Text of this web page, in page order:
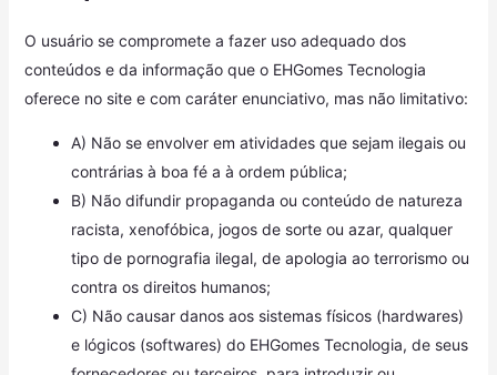
O usuário se compromete a fazer uso adequado dos
conteúdos e da informação que o EHGomes Tecnologia
oferece no site e com caráter enunciativo, mas não limitativo:
A) Não se envolver em atividades que sejam ilegais ou
contrárias à boa fé a à ordem pública;
B) Não difundir propaganda ou conteúdo de natureza
racista, xenofóbica, jogos de sorte ou azar, qualquer
tipo de pornografia ilegal, de apologia ao terrorismo ou
contra os direitos humanos;
C) Não causar danos aos sistemas físicos (hardwares)
e lógicos (softwares) do EHGomes Tecnologia, de seus